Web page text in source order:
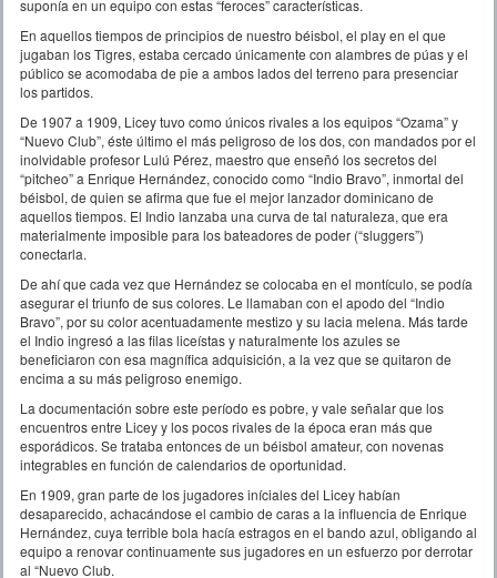
suponía en un equipo con estas “feroces” características.
En aquellos tiempos de principios de nuestro béisbol, el play en el que
jugaban los Tigres, estaba cercado únicamente con alambres de púas y el
público se acomodaba de pie a ambos lados del terreno para presenciar
los partidos.
De 1907 a 1909, Licey tuvo como únicos rivales a los equipos “Ozama” y
“Nuevo Club”, éste último el más peligroso de los dos, con mandados por el
inolvidable profesor Lulú Pérez, maestro que enseñó los secretos del
“pitcheo” a Enrique Hernández, conocido como “Indio Bravo”, inmortal del
béisbol, de quien se afirma que fue el mejor lanzador dominicano de
aquellos tiempos. El Indio lanzaba una curva de tal naturaleza, que era
materialmente imposible para los bateadores de poder (“sluggers”)
conectarla.
De ahí que cada vez que Hernández se colocaba en el montículo, se podía
asegurar el triunfo de sus colores. Le llamaban con el apodo del “Indio
Bravo”, por su color acentuadamente mestizo y su lacia melena. Más tarde
el Indio ingresó a las filas liceístas y naturalmente los azules se
beneficiaron con esa magnífica adquisición, a la vez que se quitaron de
encima a su más peligroso enemigo.
La documentación sobre este período es pobre, y vale señalar que los
encuentros entre Licey y los pocos rivales de la época eran más que
esporádicos. Se trataba entonces de un béisbol amateur, con novenas
integrables en función de calendarios de oportunidad.
En 1909, gran parte de los jugadores iníciales del Licey habían
desaparecido, achacándose el cambio de caras a la influencia de Enrique
Hernández, cuya terrible bola hacía estragos en el bando azul, obligando al
equipo a renovar continuamente sus jugadores en un esfuerzo por derrotar
al “Nuevo Club.